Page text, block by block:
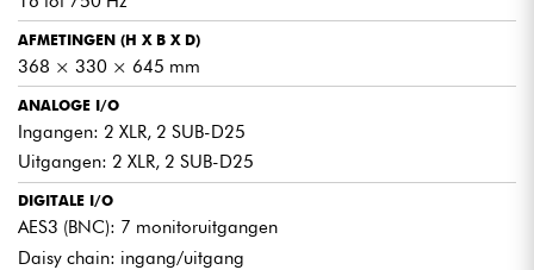
AFMETINGEN (H X B X D)
368 × 330 × 645 mm
ANALOGE I/O
Ingangen: 2 XLR, 2 SUB-D25
Uitgangen: 2 XLR, 2 SUB-D25
DIGITALE I/O
AES3 (BNC): 7 monitoruitgangen
Daisy chain: ingang/uitgang